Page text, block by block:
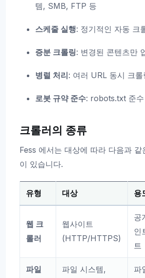
템, SMB, FTP 등
스케줄 실행: 정기적인 자동 크
증분 크롤링: 변경된 콘텐츠만
병렬 처리: 여러 URL 동시 크롤
로봇 규약 준수: robots.txt 준수
크롤러의 종류
Fess 에서는 대상에 따라 다음과 같
이 있습니다.
유형 대상 용
웹 크
롤러
웹사이트
(HTTP/HTTPS)
공
인
트
파일
파일 시스템,
파